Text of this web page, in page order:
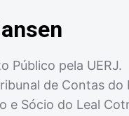
Público pela UERJ.
de Contas do
e Sócio do Leal